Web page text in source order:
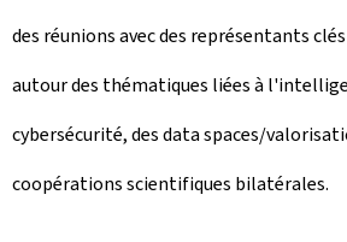
des réunions avec des représentants
autour des thématiques liées à
cybersécurité, des data spaces/
coopérations scientifiques bilatérales.